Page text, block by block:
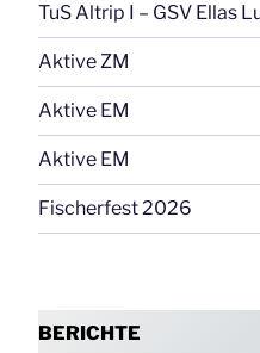
TuS Altrip I – GSV Ellas
Aktive ZM
Aktive EM
Aktive EM
Fischerfest 2026
BERICHTE